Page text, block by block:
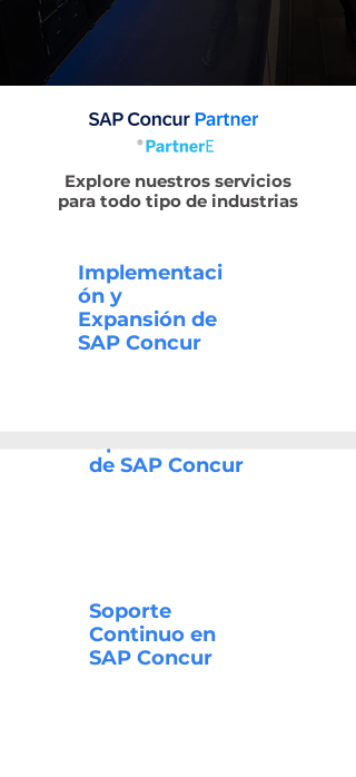
Explore nuestros servicios
para todo tipo de industrias
Implementaci
ón y
Expansión de
SAP Concur
de SAP Concur
Soporte
Continuo en
SAP Concur